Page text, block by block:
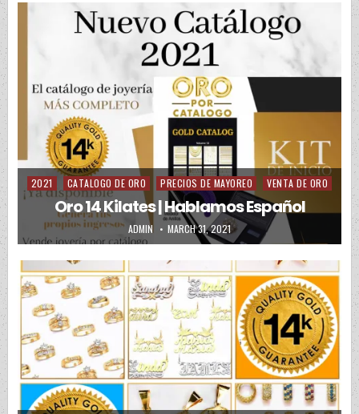
Posted in
2021 CATALOGO DE ORO PRECIOS DE MAYOREO VENTA DE ORO
Oro 14 Kilates | Hablamos Español
AUTHOR:
ADMIN PUBLISHED DATE:
MARCH 31, 2021